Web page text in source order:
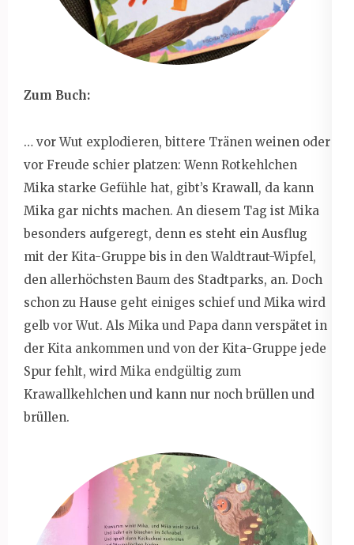
Zum Buch:
… vor Wut explodieren, bittere Tränen weinen oder
vor Freude schier platzen: Wenn Rotkehlchen
Mika starke Gefühle hat, gibt’s Krawall, da kann
Mika gar nichts machen. An diesem Tag ist Mika
besonders aufgeregt, denn es steht ein Ausflug
mit der Kita-Gruppe bis in den Waldtraut-Wipfel,
den allerhöchsten Baum des Stadtparks, an. Doch
schon zu Hause geht einiges schief und Mika wird
gelb vor Wut. Als Mika und Papa dann verspätet in
der Kita ankommen und von der Kita-Gruppe jede
Spur fehlt, wird Mika endgültig zum
Krawallkehlchen und kann nur noch brüllen und
brüllen.